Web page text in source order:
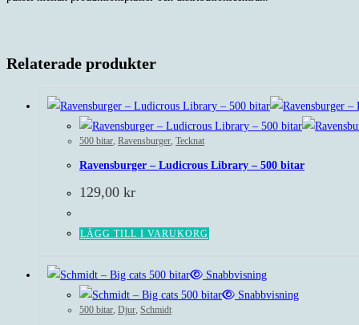
Relaterade produkter
500 bitar, Ravensburger, Tecknat
Ravensburger – Ludicrous Library – 500 bitar
129,00 kr
LÄGG TILL I VARUKORG
Snabbvisning
Snabbvisning
500 bitar Djur Schmidt